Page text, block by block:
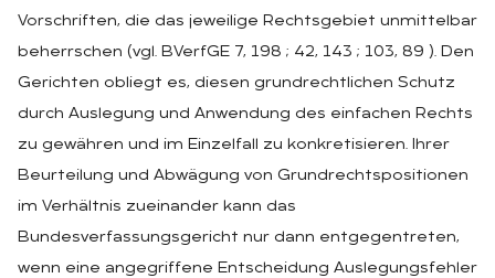
Vorschriften, die das jeweilige Rechtsgebiet unmittelbar
beherrschen (vgl. BVerfGE 7, 198 ; 42, 143 ; 103, 89 ). Den
Gerichten obliegt es, diesen grundrechtlichen Schutz
durch Auslegung und Anwendung des einfachen Rechts
zu gewähren und im Einzelfall zu konkretisieren. Ihrer
Beurteilung und Abwägung von Grundrechtspositionen
im Verhältnis zueinander kann das
Bundesverfassungsgericht nur dann entgegentreten,
wenn eine angegriffene Entscheidung Auslegungsfehler